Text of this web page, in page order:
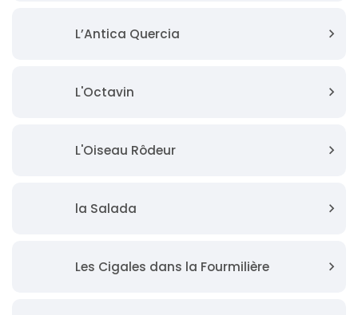
L’Antica Quercia
L'Octavin
L'Oiseau Rôdeur
la Salada
Les Cigales dans la Fourmilière